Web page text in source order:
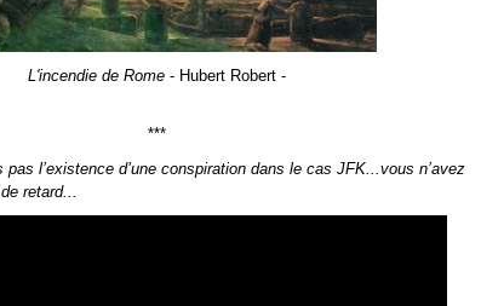
L'incendie de Rome- Hubert Robert -
***
l’existence d’une conspiration dans le cas JFK...vous n’avez
retard...